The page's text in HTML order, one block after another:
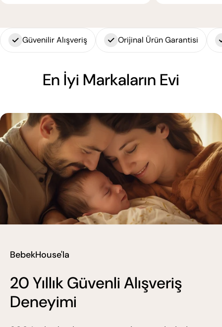
Güvenilir Alışveriş Orijinal Ürün Garantisi
En İyi Markaların Evi
BebekHouse'la
20 Yıllık Güvenli Alışveriş
Deneyimi